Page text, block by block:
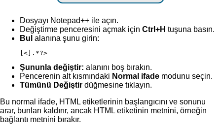
Dosyayı Notepad++ ile açın.
Değiştirme penceresini açmak için Ctrl+H tuşuna basın.
Bul alanına şunu girin:
[<].*?>
Şununla değiştir: alanını boş bırakın.
Pencerenin alt kısmındaki Normal ifade modunu seçin.
Tümünü Değiştir düğmesine tıklayın.
Bu normal ifade, HTML etiketlerinin başlangıcını ve sonunu
arar, bunları kaldırır, ancak HTML etiketinin metnini, örneğin
bağlantı metnini bırakır.